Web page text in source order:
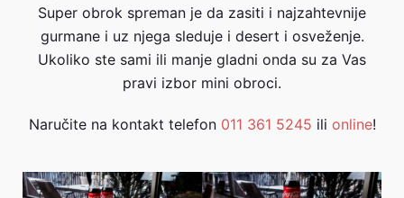
Super obrok spreman je da zasiti i najzahtevnije
gurmane i uz njega sleduje i desert i osveženje.
Ukoliko ste sami ili manje gladni onda su za Vas
pravi izbor mini obroci.
Naručite na kontakt telefon 011 361 5245 ili online!